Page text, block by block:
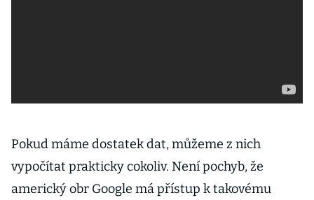
Pokud máme dostatek dat, můžeme z nich
vypočítat prakticky cokoliv. Není pochyb, že
americký obr Google má přístup k takovému